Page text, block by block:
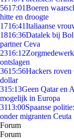
5617:01Boeren
hitte en droogte
1716:41Italiaanse
1816:36Datalek bij
partner Ceva
2316:12
ontslagen
3615:56Hackers
dollar
315:13Geen Qatar en
mogelijk in Europa
3113:00Spaanse
onder migranten Ceuta
Forum
Forum